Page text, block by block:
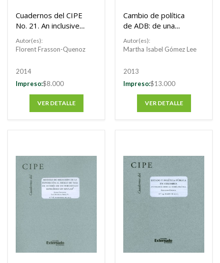
Cuadernos del CIPE
No. 21. An inclusive
map of international
relations theories
Autor(es):
Florent Frasson-Quenoz
2014
Impreso:$8.000
VER DETALLE
Cambio de política
de ADB: de una
política
proteccionista a una
Autor(es):
Martha Isabel Gómez Lee
2013
Impreso:$13.000
VER DETALLE